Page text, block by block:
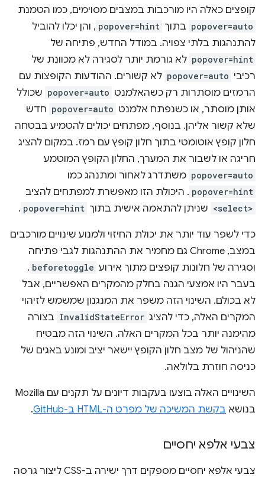
קופצים כאלה היו מורכבות במצבים מסוימים, כמו הטמנת
popover=auto בתוך popover=hint , והן יכלו להוביל
להתנהגות בלתי צפויה. במודל החדש, פתיחה של
popover=hint לא גורמת יותר לסגירה לא מכוונת של
רכיבי popover=auto לא קשורים. ההודעות הקופצות עם
הרמזים מוסתרות רק כשהאלמנט popover=auto שכולל
אותן מוסתר, או כשנפתח אלמנט popover=auto חדש
שלא קשור אליהן. בנוסף, מפתחים יכולים להטמיע בבטחה
חלון קופץ אוטומטי בתוך חלון קופץ עם רמז. במקום להציג
חריגה או לשבור את המערך, החלון הקופץ המוטמע
popover=auto משתדרג לאחור ומתנהג כמו
popover=hint . היכולת הזו מאפשרת למפתחים להציב
<select> שניתן להתאמה אישית בתוך popover=hint
.
כדי לשפר עוד יותר את יכולת החיזוי ולמנוע שינויים מורכבים
במצב, Chrome גם מחמיר את ההתנהגות לגבי פתיחה
וסגירה של חלונות קופצים מתוך אירוע beforetoggle
.
בעבר היו אמצעי הגנה בחלק מהמקרים האפשריים, אבל
לא בכולם. השינוי הזה משפר את המנגנון שמשמש לזיהוי
המקרים האלה, כדי להציג InvalidStateError בצורה
מהימנה יותר בכל המקרים האלה. השינוי הזה מבטיח
שהניהול של מצב חלון הקופץ יישאר יציב ומונע באגים של
כניסה חוזרת בלולאה.
השינויים האלה בוצעו בעקבות דיונים על תקנים עם Mozilla
בנושא בקשת המשיכה של מפרט ה-HTML ב-GitHub .
צבעי אלפא יחסיים
צבעי אלפא יחסיים מספקים דרך ישירה ב-CSS ליצור גרסה